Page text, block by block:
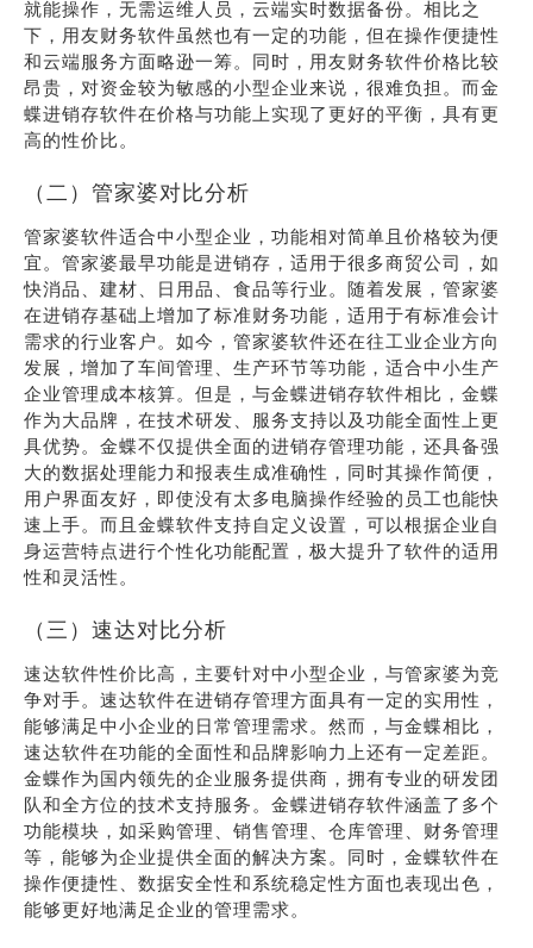
就能操作，无需运维人员，云端实时数据备份。相比之
下，用友财务软件虽然也有一定的功能，但在操作便捷性
和云端服务方面略逊一筹。同时，用友财务软件价格比较
昂贵，对资金较为敏感的小型企业来说，很难负担。而金
蝶进销存软件在价格与功能上实现了更好的平衡，具有更
高的性价比。
（二）管家婆对比分析
管家婆软件适合中小型企业，功能相对简单且价格较为便
宜。管家婆最早功能是进销存，适用于很多商贸公司，如
快消品、建材、日用品、食品等行业。随着发展，管家婆
在进销存基础上增加了标准财务功能，适用于有标准会计
需求的行业客户。如今，管家婆软件还在往工业企业方向
发展，增加了车间管理、生产环节等功能，适合中小生产
企业管理成本核算。但是，与金蝶进销存软件相比，金蝶
作为大品牌，在技术研发、服务支持以及功能全面性上更
具优势。金蝶不仅提供全面的进销存管理功能，还具备强
大的数据处理能力和报表生成准确性，同时其操作简便，
用户界面友好，即使没有太多电脑操作经验的员工也能快
速上手。而且金蝶软件支持自定义设置，可以根据企业自
身运营特点进行个性化功能配置，极大提升了软件的适用
性和灵活性。
（三）速达对比分析
速达软件性价比高，主要针对中小型企业，与管家婆为竞
争对手。速达软件在进销存管理方面具有一定的实用性，
能够满足中小企业的日常管理需求。然而，与金蝶相比，
速达软件在功能的全面性和品牌影响力上还有一定差距。
金蝶作为国内领先的企业服务提供商，拥有专业的研发团
队和全方位的技术支持服务。金蝶进销存软件涵盖了多个
功能模块，如采购管理、销售管理、仓库管理、财务管理
等，能够为企业提供全面的解决方案。同时，金蝶软件在
操作便捷性、数据安全性和系统稳定性方面也表现出色，
能够更好地满足企业的管理需求。